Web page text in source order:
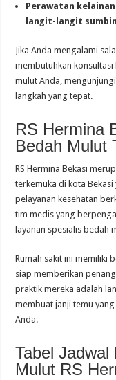
Perawatan
langit-langit
Jika Anda mengalami
membutuhkan
mulut Anda,
langkah yang tepat.
RS Hermina
Bedah Mulut
RS Hermina Bekasi
terkemuka di kota
pelayanan kesehatan
tim medis yang
layanan spesialis bedah
Rumah sakit ini memiliki
siap memberikan
praktik mereka adalah
membuat janji temu
Anda.
Tabel
Mulut RS